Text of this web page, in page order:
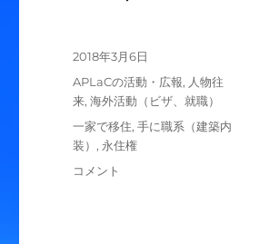
投
日:
2018年3月6日
カ
テ
リ
APLaCの活動・広報, 人物往
来,海外活動（ビザ、就職）
タ
グ
一家で移住,手に職系（建築内
装） ,永住権
DIO(Do
コメント